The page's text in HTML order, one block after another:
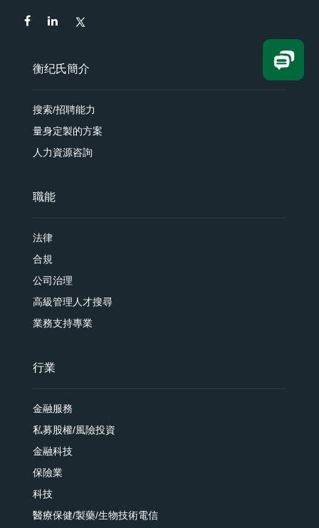
衡纪氏簡介
搜索/招聘能力
量身定製的方案
人力資源咨詢
職能
法律
合規
公司治理
高級管理人才搜尋
業務支持專業
行業
金融服務
私募股權/風險投資
金融科技
保險業
科技
醫療保健/製藥/生物技術電信